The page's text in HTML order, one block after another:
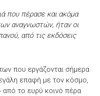
που πέρασε και ακόμα
αναγνωστών, ήταν οι
από τις εκδόσεις
που εργάζονται σήμερα
επαφή με τον κόσμο,
από το ευρύ κοινό πέρα